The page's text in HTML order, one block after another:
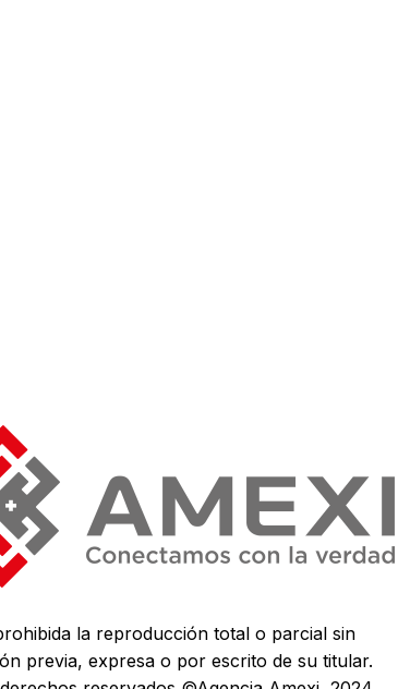
la reproducción total o parcial sin
previa, expresa o por escrito de su titular.